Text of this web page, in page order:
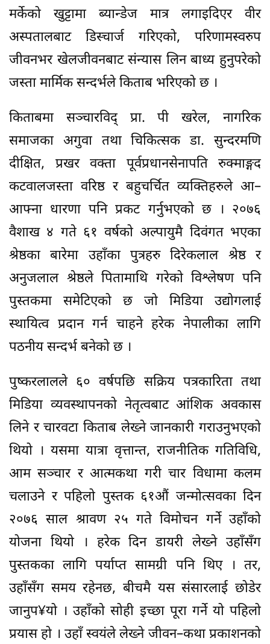
मर्केको खुट्टामा ब्यान्डेज मात्र लगाइदिएर वीर
अस्पतालबाट डिस्चार्ज गरिएको, परिणामस्वरुप
जीवनभर खेलजीवनबाट संन्यास लिन बाध्य हुनुपरेको
जस्ता मार्मिक सन्दर्भले किताब भरिएको छ ।
किताबमा सञ्चारविद् प्रा. पी खरेल, नागरिक
समाजका अगुवा तथा चिकित्सक डा. सुन्दरमणि
दीक्षित, प्रखर वक्ता पूर्वप्रधानसेनापति रुक्माङ्गद
कटवालजस्ता वरिष्ठ र बहुचर्चित व्यक्तिहरुले आ–
आफ्ना धारणा पनि प्रकट गर्नुभएको छ । २०७६
वैशाख ४ गते ६१ वर्षको अल्पायुमै दिवंगत भएका
श्रेष्ठका बारेमा उहाँका पुत्रहरु दिरेकलाल श्रेष्ठ र
अनुजलाल श्रेष्ठले पितामाथि गरेको विश्लेषण पनि
पुस्तकमा समेटिएको छ जो मिडिया उद्योगलाई
स्थायित्व प्रदान गर्न चाहने हरेक नेपालीका लागि
पठनीय सन्दर्भ बनेको छ ।
पुष्करलालले ६० वर्षपछि सक्रिय पत्रकारिता तथा
मिडिया व्यवस्थापनको नेतृत्वबाट आंशिक अवकास
लिने र चारवटा किताब लेख्ने जानकारी गराउनुभएको
थियो । यसमा यात्रा वृत्तान्त, राजनीतिक गतिविधि,
आम सञ्चार र आत्मकथा गरी चार विधामा कलम
चलाउने र पहिलो पुस्तक ६१औं जन्मोत्सवका दिन
२०७६ साल श्रावण २५ गते विमोचन गर्ने उहाँको
योजना थियो । हरेक दिन डायरी लेख्ने उहाँसँग
पुस्तकका लागि पर्याप्त सामग्री पनि थिए । तर,
उहाँसँग समय रहेनछ, बीचमै यस संसारलाई छोडेर
जानुप¥यो । उहाँको सोही इच्छा पूरा गर्ने यो पहिलो
प्रयास हो । उहाँ स्वयंले लेख्ने जीवन–कथा प्रकाशनको